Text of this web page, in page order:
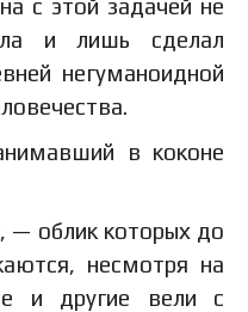
с этой задачей не
и лишь сделал
негуманоидной
в коконе
— облик которых до
несмотря на
и другие вели с